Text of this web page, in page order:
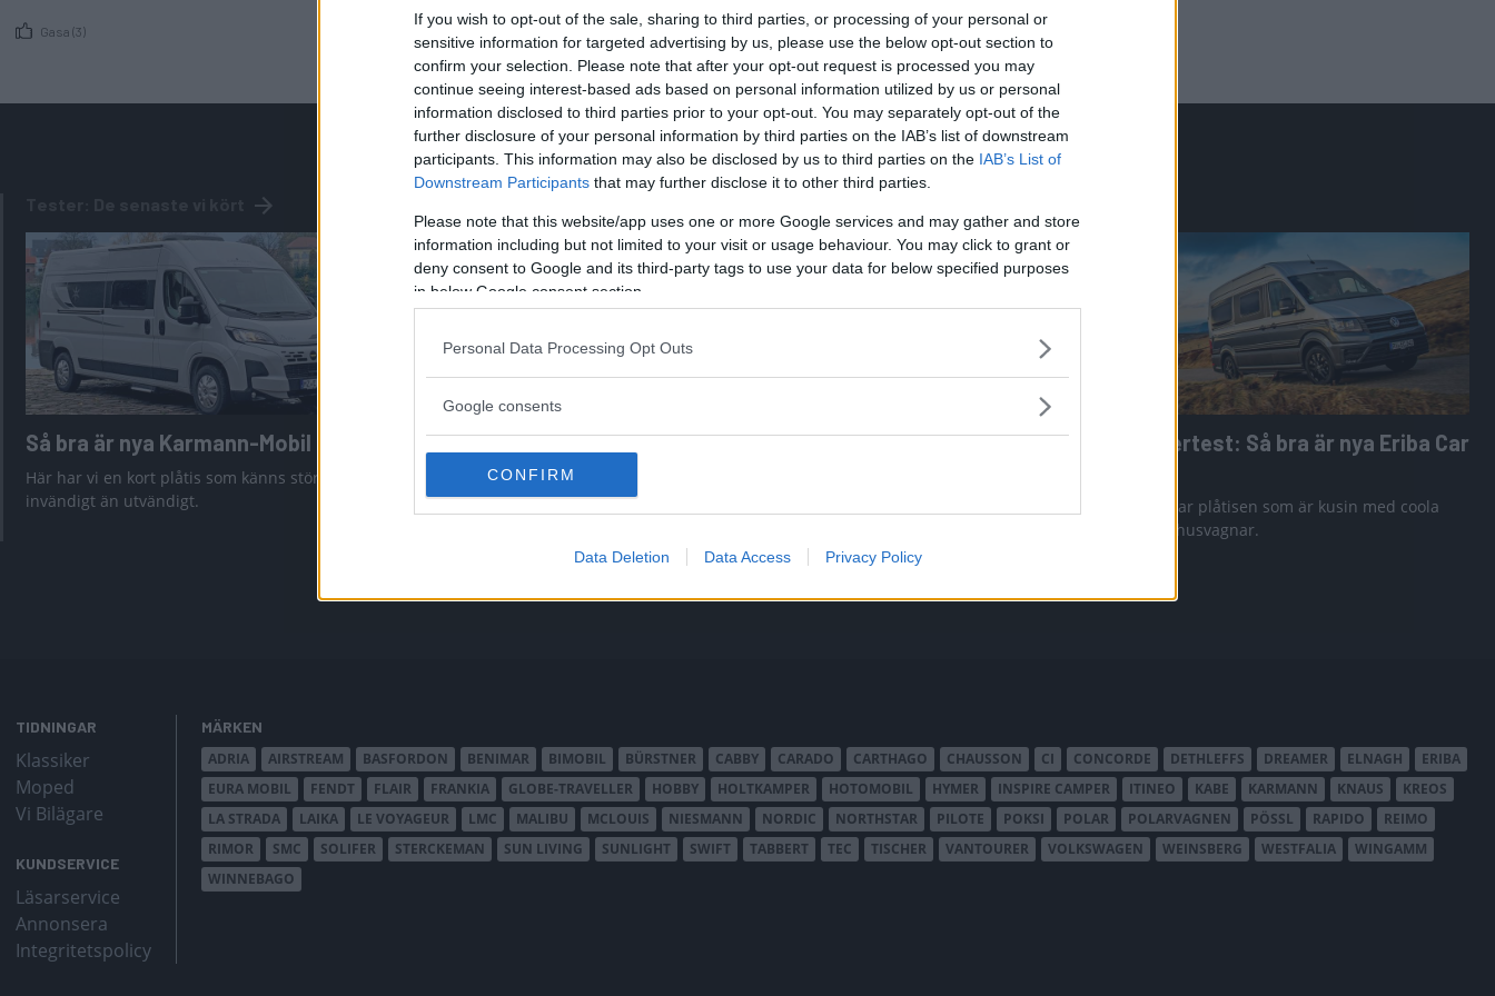
If you wish to opt-out of the sale, sharing to third parties, or processing of your personal or
sensitive information for targeted advertising by us, please use the below opt-out section to
confirm your selection. Please note that after your opt-out request is processed you may
continue seeing interest-based ads based on personal information utilized by us or personal
information disclosed to third parties prior to your opt-out. You may separately opt-out of the
further disclosure of your personal information by third parties on the IAB’s list of downstream
participants. This information may also be disclosed by us to third parties on the IAB’s List of
Downstream Participants that may further disclose it to other third parties.
Please note that this website/app uses one or more Google services and may gather and store
information including but not limited to your visit or usage behaviour. You may click to grant or
deny consent to Google and its third-party tags to use your data for below specified purposes
in below Google consent section.
Personal Data Processing Opt Outs
Google consents
CONFIRM
Data Deletion Data Access Privacy Policy
Gasa (3)
Så bra är nya Karmann-Mobil
Här har vi en kort plåtis som känns större
invändigt än utvändigt.
Tabbert Cazadora: Snygg vagn
för designmedvetna
Supertest: Carthago C2-Tourer
Supertest: Så bra är nya Eriba Car
Vi testar plåtisen som är kusin med coola
Eriba husvagnar.
TIDNINGAR
Klassiker
Moped
Vi Bilägare
KUNDSERVICE
Läsarservice
Annonsera
Integritetspolicy
MÄRKEN
ADRIA
AIRSTREAM BASFORDON BENIMAR BIMOBIL BÜRSTNER CABBY CARADO CARTHAGO CHAUSSON CI CONCORDE DETHLEFFS DREAMER ELNAGH
ERIBA
EURA MOBIL
FENDT FLAIR FRANKIA GLOBE-TRAVELLER HOBBY HOLTKAMPER HOTOMOBIL HYMER INSPIRE CAMPER ITINEO KABE KARMANN KNAUS
KREOS
LA STRADA
LAIKA LE VOYAGEUR LMC MALIBU MCLOUIS NIESMANN NORDIC NORTHSTAR PILOTE POKSI POLAR POLARVAGNEN PÖSSL RAPIDO
REIMO
RIMOR
SMC SOLIFER STERCKEMAN SUN LIVING SUNLIGHT SWIFT TABBERT TEC TISCHER VANTOURER VOLKSWAGEN WEINSBERG WESTFALIA
WINGAMM
WINNEBAGO